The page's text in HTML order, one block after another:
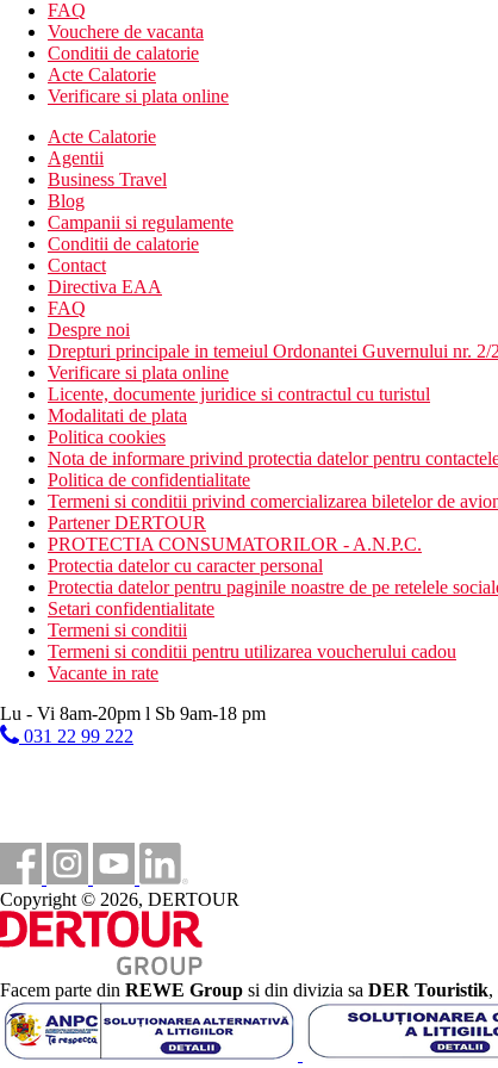
3 baruri (lobby bar, bar la piscina, bar pe plaja)
piscina principala, piscina pentru copii, piscina cu 3
sezlonguri, umbrele si prosoape la piscina gratuite
magazine
inchiriere auto (contra cost)
servicii de spalatorie (contra cost)
servicii de fotograf (contra cost)
Descrierea plajei
Plaja cu nisip chiar langa hotel
Sezlonguri, umbrele si prosoape de plaja gratuite
Activitati sportive gratuite
volei pe plaja
tenis de masa
boccia
darts
pilates
zumba
yoga
polo pe apa
aerobic in apa
sala de fitness
sauna
intrare la Baia Turceasca (Hammam)
piscina interioara
sauna cu aburi
program de animatie sportiva si de divertisment,
Activitati sportive contra cost
Restaurant principal: mic dejun (07:00-10:00), mic
Restaurante a la carte: mexican, italian si restaurant
Azure Snack Bar: gustare de dupa-amiaza a la carte
Gusto Snack Bar: gustare de dupa-amiaza a la carte
Gözleme (clatite turcesti) sau vafe la barul de pe plaja
Cofetarie: cafea, ceai si deserturi (10:00-17:00)
Bar in hol si bar la piscina: bauturi alcoolice si fara
Azure beach bar: bauturi alcoolice si nealcoolice
Categoria oficiala
FAQ
Vouchere de vacanta
Conditii de calatorie
Acte Calatorie
Verificare si plata online
Acte Calatorie
Agentii
Business Travel
Blog
Campanii si regulamente
Conditii de calatorie
Contact
Directiva EAA
FAQ
Despre noi
Drepturi principale in temeiul Ordonantei Guvernului nr. 2/
Verificare si plata online
Licente, documente juridice si contractul cu turistul
Modalitati de plata
Politica cookies
Nota de informare privind protectia datelor pentru
Politica de confidentialitate
Termeni si conditii privind comercializarea biletelor de
Partener DERTOUR
PROTECTIA CONSUMATORILOR - A.N.P.C.
Protectia datelor cu caracter personal
Protectia datelor pentru paginile noastre de pe retelele
Setari confidentialitate
Termeni si conditii
Termeni si conditii pentru utilizarea voucherului cadou
Vacante in rate
Lu - Vi 8am-20pm l Sb 9am-18 pm
031 22 99 222
Copyright © 2026, DERTOUR
Facem parte din REWE Group si din divizia sa DER Touristik,